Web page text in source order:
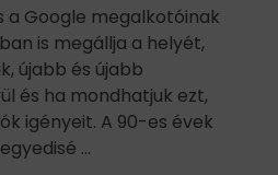
a Google megalkotóinak
is megállja a helyét,
újabb és újabb
és ha mondhatjuk ezt,
igényeit. A 90-es évek
...